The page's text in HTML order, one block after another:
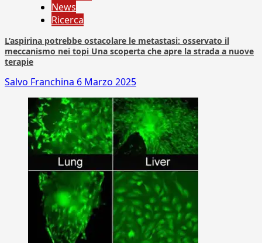
News
Ricerca
L’aspirina potrebbe ostacolare le metastasi: osservato il
meccanismo nei topi Una scoperta che apre la strada a nuove
terapie
Salvo Franchina 6 Marzo 2025